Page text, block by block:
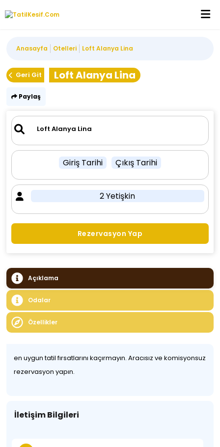
Anasayfa Otelleri Loft Alanya Lina
Geri Git Loft Alanya Lina
Paylaş
Giriş Tarihi Çıkış Tarihi
2 Yetişkin
Rezervasyon Yap
Açıklama
Odalar
Özellikler
en uygun tatil fırsatlarını kaçırmayın. Aracısız ve komisyonsuz
rezervasyon yapın.
İletişim Bilgileri